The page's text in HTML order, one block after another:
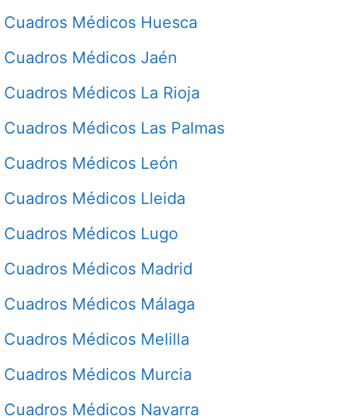
Cuadros Médicos Huesca
Cuadros Médicos Jaén
Cuadros Médicos La Rioja
Cuadros Médicos Las Palmas
Cuadros Médicos León
Cuadros Médicos Lleida
Cuadros Médicos Lugo
Cuadros Médicos Madrid
Cuadros Médicos Málaga
Cuadros Médicos Melilla
Cuadros Médicos Murcia
Cuadros Médicos Navarra